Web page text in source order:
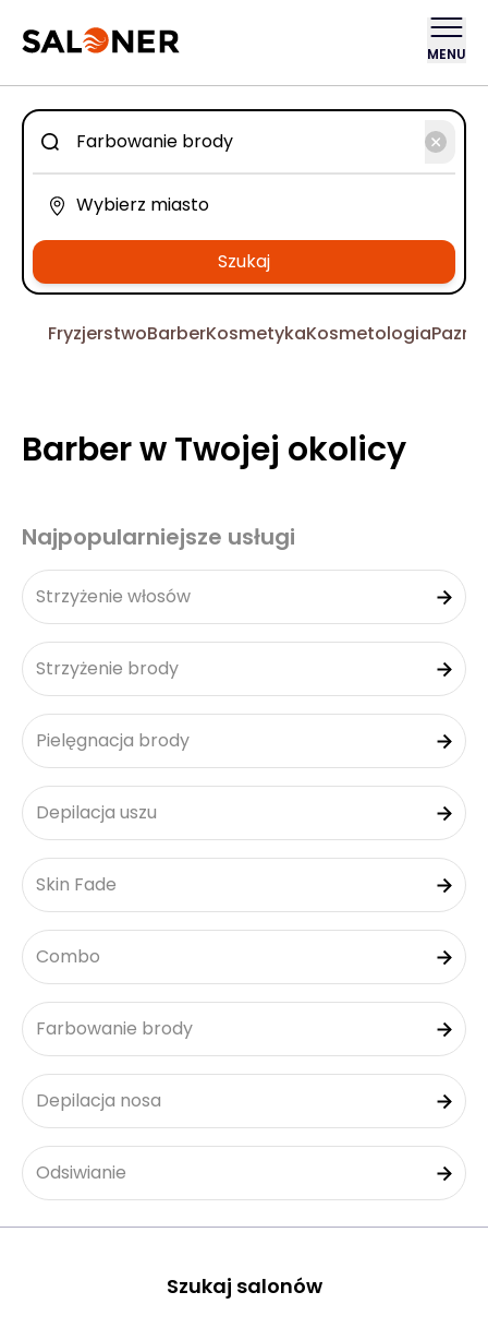
MENU
Szukaj
FryzjerstwoBarberKosmetykaKosmetologia
Barber w Twojej okolicy
Najpopularniejsze usługi
Strzyżenie włosów
Strzyżenie brody
Pielęgnacja brody
Depilacja uszu
Skin Fade
Combo
Farbowanie brody
Depilacja nosa
Odsiwianie
Szukaj salonów